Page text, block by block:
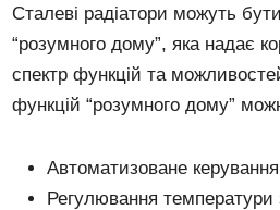
Сталеві радіатори можуть
“розумного дому”, яка надає
спектр функцій та
функцій “розумного дому”
Автоматизоване
Регулювання температури